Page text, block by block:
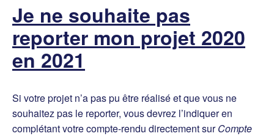
Je ne souhaite pas
reporter mon projet 2020
en 2021
Si votre projet n’a pas pu être réalisé et que vous ne
souhaitez pas le reporter, vous devrez l’indiquer en
complétant votre compte-rendu directement surCompte